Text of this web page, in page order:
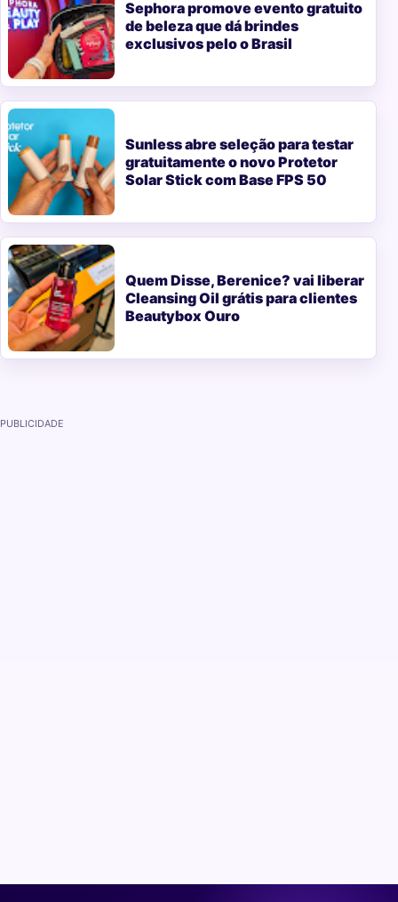
Sephora promove evento gratuito
de beleza que dá brindes
exclusivos pelo o Brasil
Sunless abre seleção para testar
gratuitamente o novo Protetor
Solar Stick com Base FPS 50
Quem Disse, Berenice? vai liberar
Cleansing Oil grátis para clientes
Beautybox Ouro
PUBLICIDADE